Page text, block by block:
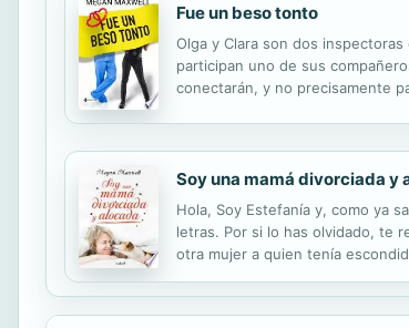
Fue un beso tonto
Olga y Clara son dos
participan uno de sus
conectarán, y no precisamente
Soy una mamá divorciada y
Hola, Soy Estefanía y, como ya
letras. Por si lo has olvidado, te
otra mujer a quien tenía